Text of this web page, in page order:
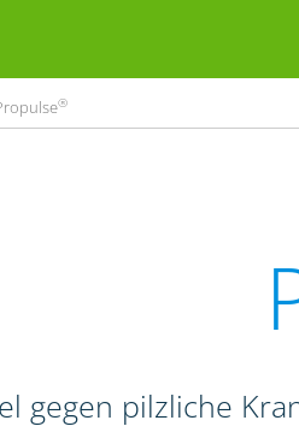
®
gegen pilzliche